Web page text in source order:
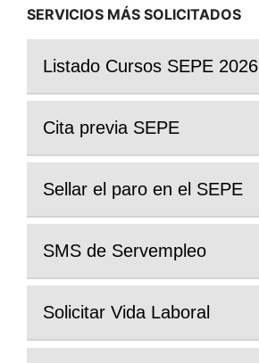
SERVICIOS MÁS SOLICITADOS
Listado Cursos SEPE 2026
Cita previa SEPE
Sellar el paro en el SEPE
SMS de Servempleo
Solicitar Vida Laboral